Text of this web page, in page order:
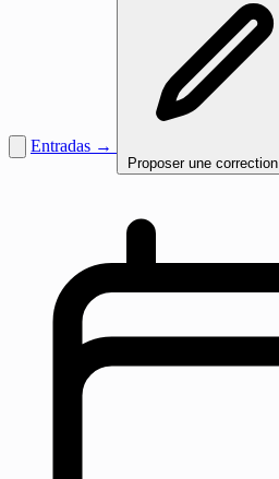
Entradas →
Proposer une correction